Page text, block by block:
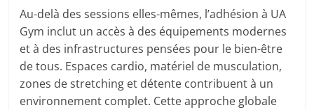
Au-delà des sessions elles-mêmes, l’adhésion à UA
Gym inclut un accès à des équipements modernes
et à des infrastructures pensées pour le bien-être
de tous. Espaces cardio, matériel de musculation,
zones de stretching et détente contribuent à un
environnement complet. Cette approche globale